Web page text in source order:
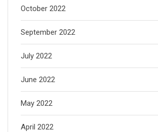
October 2022
September 2022
July 2022
June 2022
May 2022
April 2022